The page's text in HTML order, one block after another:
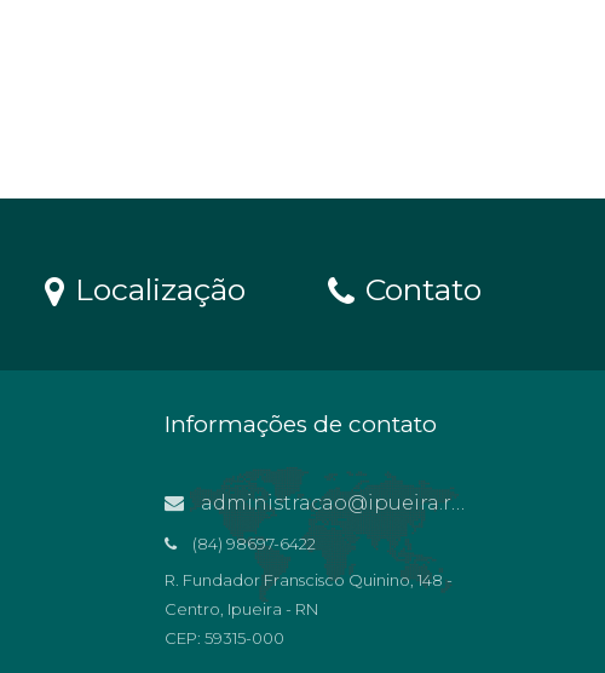
Localização Contato
Informações de contato
administracao@ipueira.rn.gov.br
(84) 98697-6422
R. Fundador Franscisco Quinino, 148 -
Centro, Ipueira - RN
CEP: 59315-000